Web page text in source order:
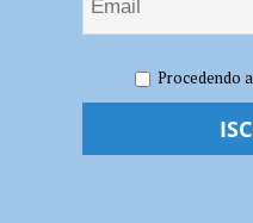
leggera, autostazione e
Metropolitana
Procedendo